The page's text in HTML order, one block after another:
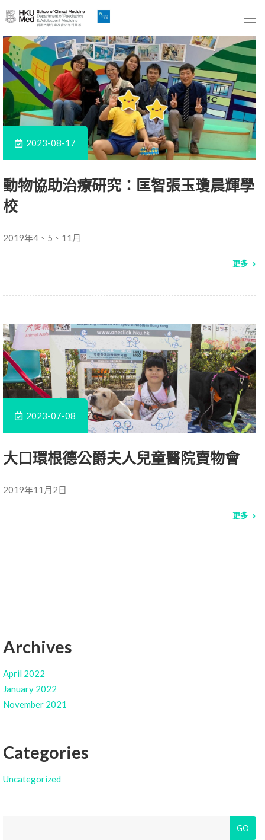
Skip
to
Main
Content
到
要
2023-08-17
動物協助治療研究：匡智張玉瓊晨輝學
校
2019年4、5、11月
更多
2023-07-08
大口環根德公爵夫人兒童醫院賣物會
2019年11月2日
更多
Archives
April 2022
January 2022
November 2021
Categories
Uncategorized
GO